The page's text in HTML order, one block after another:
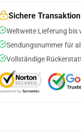
Sichere Transaktion
Weltweite Lieferung bis
Sendungsnummer für
Vollständige